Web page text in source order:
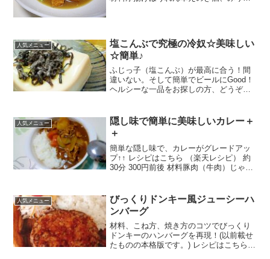
人気メニュー
塩こんぶで究極の冷奴☆美味しい
☆簡単♪
ふじっ子（塩こんぶ）が最高に合う！間
違いない。そして簡単でビールにGood！
ヘルシーな一品をお探しの方、どうぞこ
５０ｇ）ふじっ子（塩こんぶ）ごま油み
んなのレ...
人気メニュー
隠し味で簡単に美味しいカレー＋
＋
簡単な隠し味で、カレーがグレードアッ
プ↑↑ レシピはこちら （楽天レシピ） 約
30分 300円前後 材料豚肉（牛肉）じゃが
レビュー
人気メニュー
びっくりドンキー風ジューシーハ
ンバーグ
材料、こね方、焼き方のコツでびっくり
ドンキーのハンバーグを再現！(以前載せ
たものの本格版です。) レシピはこちら